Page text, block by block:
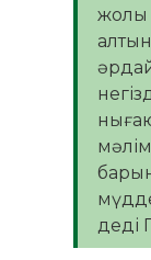
жолы
деді